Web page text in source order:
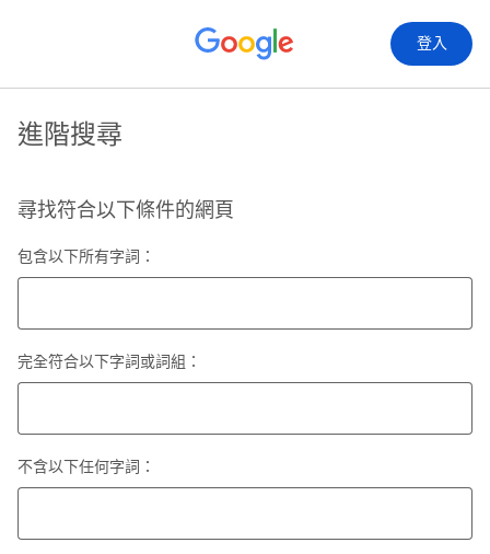
登入
進階搜尋
尋找符合以下條件的網頁
包含以下所有字詞：
完全符合以下字詞或詞組：
不含以下任何字詞：